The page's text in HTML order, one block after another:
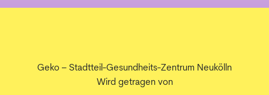
Geko – Stadtteil-Gesundheits-Zentrum Neukölln
Wird getragen von